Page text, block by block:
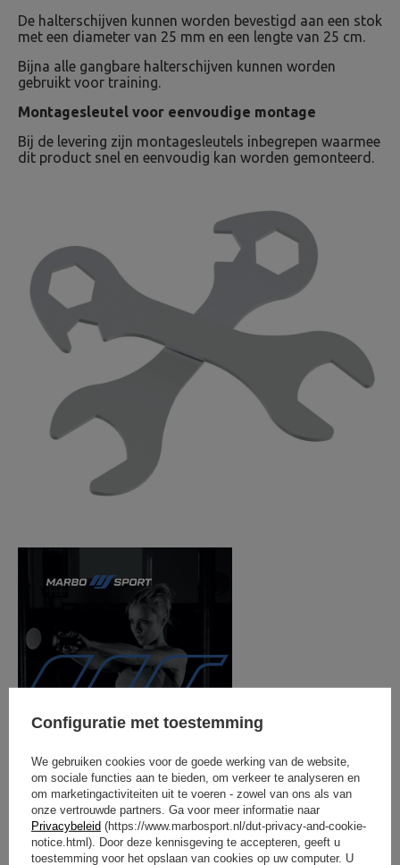
De halterschijven kunnen worden bevestigd aan een stok
met een diameter van 25 mm en een lengte van 25 cm.
Bijna alle gangbare halterschijven kunnen worden
gebruikt voor training.
Montagesleutel voor eenvoudige montage
Bij de levering zijn montagesleutels inbegrepen waarmee
dit product snel en eenvoudig kan worden gemonteerd.
Configuratie met toestemming
We gebruiken cookies voor de goede werking van de website,
om sociale functies aan te bieden, om verkeer te analyseren en
om marketingactiviteiten uit te voeren - zowel van ons als van
onze vertrouwde partners. Ga voor meer informatie naar
Privacybeleid (https://www.marbosport.nl/dut-privacy-and-cookie-
notice.html). Door deze kennisgeving te accepteren, geeft u
toestemming voor het opslaan van cookies op uw computer. U